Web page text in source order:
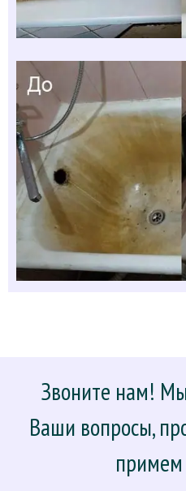
Звоните нам!
Ваши вопросы,
примем